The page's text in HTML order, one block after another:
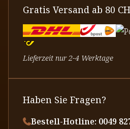
Gratis Versand ab 80
Lieferzeit nur 2-4 Werktage
Haben Sie Fragen?
Bestell-Hotline: 0049